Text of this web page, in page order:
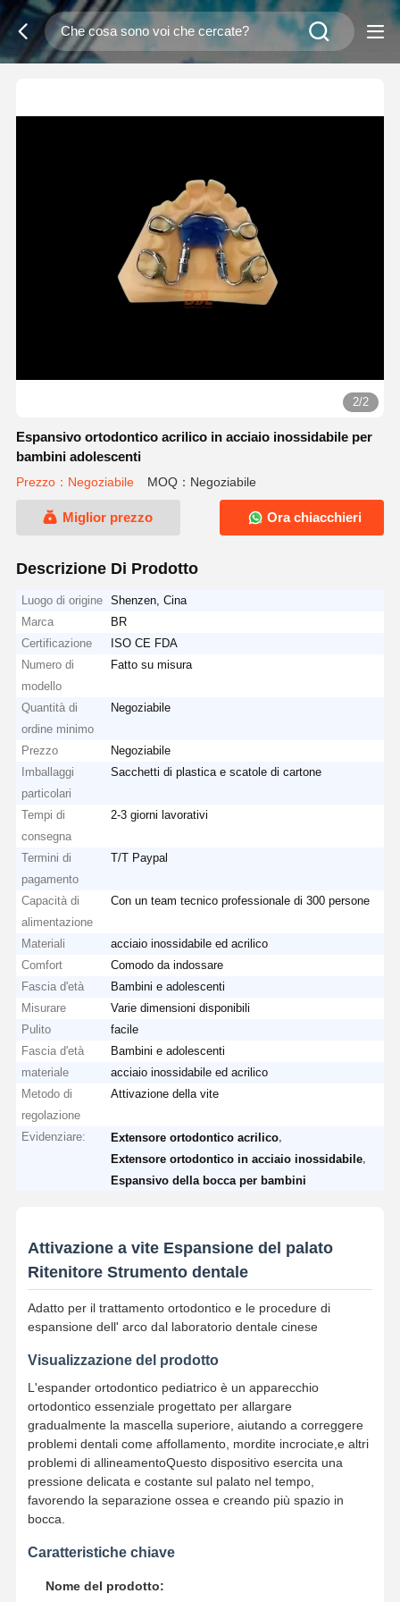
2/2
Espansivo ortodontico acrilico in acciaio inossidabile per
bambini adolescenti
Prezzo：Negoziabile MOQ：Negoziabile
Miglior prezzo Ora chiacchieri
Descrizione Di Prodotto
Luogo di origine
Shenzen, Cina
Marca
BR
Certificazione
ISO CE FDA
Numero di
modello
Fatto su misura
Quantità di
ordine minimo
Negoziabile
Prezzo
Negoziabile
Imballaggi
particolari
Sacchetti di plastica e scatole di cartone
Tempi di
consegna
2-3 giorni lavorativi
Termini di
pagamento
T/T Paypal
Capacità di
alimentazione
Con un team tecnico professionale di 300 persone
Materiali
acciaio inossidabile ed acrilico
Comfort
Comodo da indossare
Fascia d'età
Bambini e adolescenti
Misurare
Varie dimensioni disponibili
Pulito
facile
Fascia d'età
Bambini e adolescenti
materiale
acciaio inossidabile ed acrilico
Metodo di
regolazione
Attivazione della vite
Evidenziare: Extensore ortodontico acrilico
Extensore ortodontico in acciaio inossidabile
Espansivo della bocca per bambini
Attivazione a vite Espansione del palato
Ritenitore Strumento dentale
Adatto per il trattamento ortodontico e le procedure di
espansione dell' arco dal laboratorio dentale cinese
Visualizzazione del prodotto
L'espander ortodontico pediatrico è un apparecchio
ortodontico essenziale progettato per allargare
gradualmente la mascella superiore, aiutando a correggere
problemi dentali come affollamento, mordite incrociate,e altri
problemi di allineamentoQuesto dispositivo esercita una
pressione delicata e costante sul palato nel tempo,
favorendo la separazione ossea e creando più spazio in
bocca.
Caratteristiche chiave
Nome del prodotto: